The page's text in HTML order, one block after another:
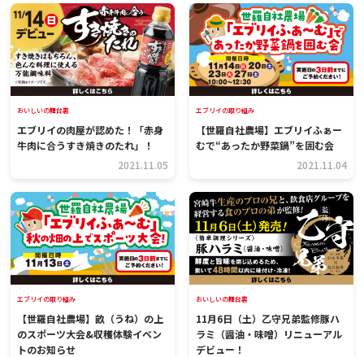
おいしいの舞台裏
エブリイの肉屋が認めた！「赤身
牛肉に合うすき焼きのたれ」！
2021.11.05
エブリイの取り組み
【世羅自社農場】エブリイふぁー
むで“あったか野菜鍋”を囲む会
2021.11.04
エブリイの取り組み
【世羅自社農場】畝（うね）の上
のスポーツ大会&収穫体験イベン
トのお知らせ
おいしいの舞台裏
11月6日（土）乙守兄弟監修豚ハ
ラミ（醤油・味噌）リニューアル
デビュー！